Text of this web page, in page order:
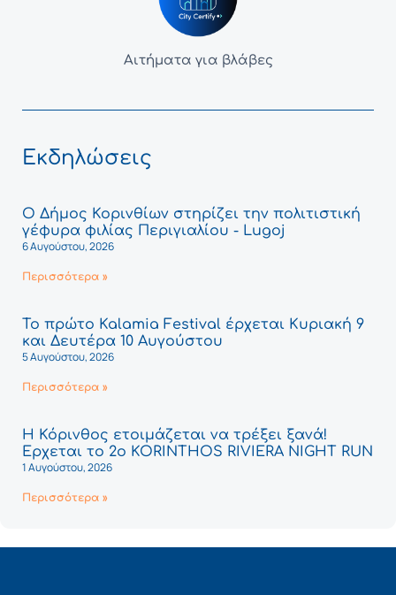
Αιτήματα για βλάβες
Εκδηλώσεις
Ο Δήμος Κορινθίων στηρίζει την πολιτιστική
γέφυρα φιλίας Περιγιαλίου - Lugoj
6 Αυγούστου, 2026
Περισσότερα »
Το πρώτο Kalamia Festival έρχεται Κυριακή 9
και Δευτέρα 10 Αυγούστου
5 Αυγούστου, 2026
Περισσότερα »
Η Κόρινθος ετοιμάζεται να τρέξει ξανά!
Έρχεται το 2ο KORINTHOS RIVIERA NIGHT RUN
1 Αυγούστου, 2026
Περισσότερα »